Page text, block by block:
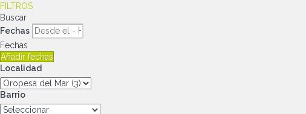
FILTROS
Buscar
Fechas
Fechas
Añadir fechas
Localidad
Barrio